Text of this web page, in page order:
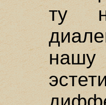
ту
нашу